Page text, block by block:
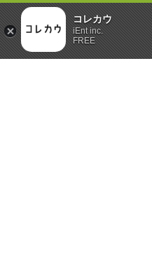
コレカウ
iEnt inc.
FREE